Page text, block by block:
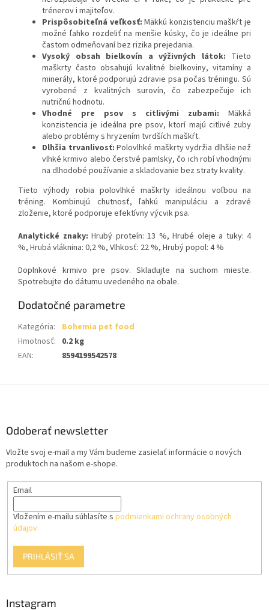
trénerov i majiteľov.
Prispôsobiteľná veľkosť: Mäkkú konzistenciu maškŕt je
možné ľahko rozdeliť na menšie kúsky, čo je ideálne pri
častom odmeňovaní bez rizika prejedania.
Vysoký obsah bielkovín a výživných látok: Tieto
maškrty často obsahujú kvalitné bielkoviny, vitamíny a
minerály, ktoré podporujú zdravie psa počas tréningu. Sú
vyrobené z kvalitných surovín, čo zabezpečuje ich
nutričnú hodnotu.
Vhodné pre psov s citlivými zubami: Mäkká
konzistencia je ideálna pre psov, ktorí majú citlivé zuby
alebo problémy s hryzením tvrdších maškŕt.
Dlhšia trvanlivosť: Polovlhké maškrty vydržia dlhšie než
vlhké krmivo alebo čerstvé pamlsky, čo ich robí vhodnými
na dlhodobé používanie a skladovanie bez straty kvality.
Tieto výhody robia polovlhké maškrty ideálnou voľbou na
tréning. Kombinujú chutnosť, ľahkú manipuláciu a zdravé
zloženie, ktoré podporuje efektívny výcvik psa.
Analytické znaky: Hrubý proteín: 13 %, Hrubé oleje a tuky: 4
%, Hrubá vláknina: 0,2 %, Vlhkosť: 22 %, Hrubý popol: 4 %
Doplnkové krmivo pre psov. Skladujte na suchom mieste.
Spotrebujte do dátumu uvedeného na obale.
Dodatočné parametre
Kategória:
Bohemia pet food
Hmotnosť: 0.2 kg
EAN: 8594199542578
Odoberať newsletter
Vložte svoj e-mail a my Vám budeme zasielať informácie o nových
produktoch na našom e-shope.
Email
Vložením e-mailu súhlasíte s podmienkami ochrany osobných
údajov
PRIHLÁSIŤ SA
Instagram